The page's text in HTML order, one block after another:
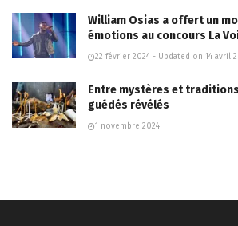
William Osias a offert un
émotions au concours La
22 février 2024 - Updated on 14 avril
Entre mystères et
guédés révélés
1 novembre 2024